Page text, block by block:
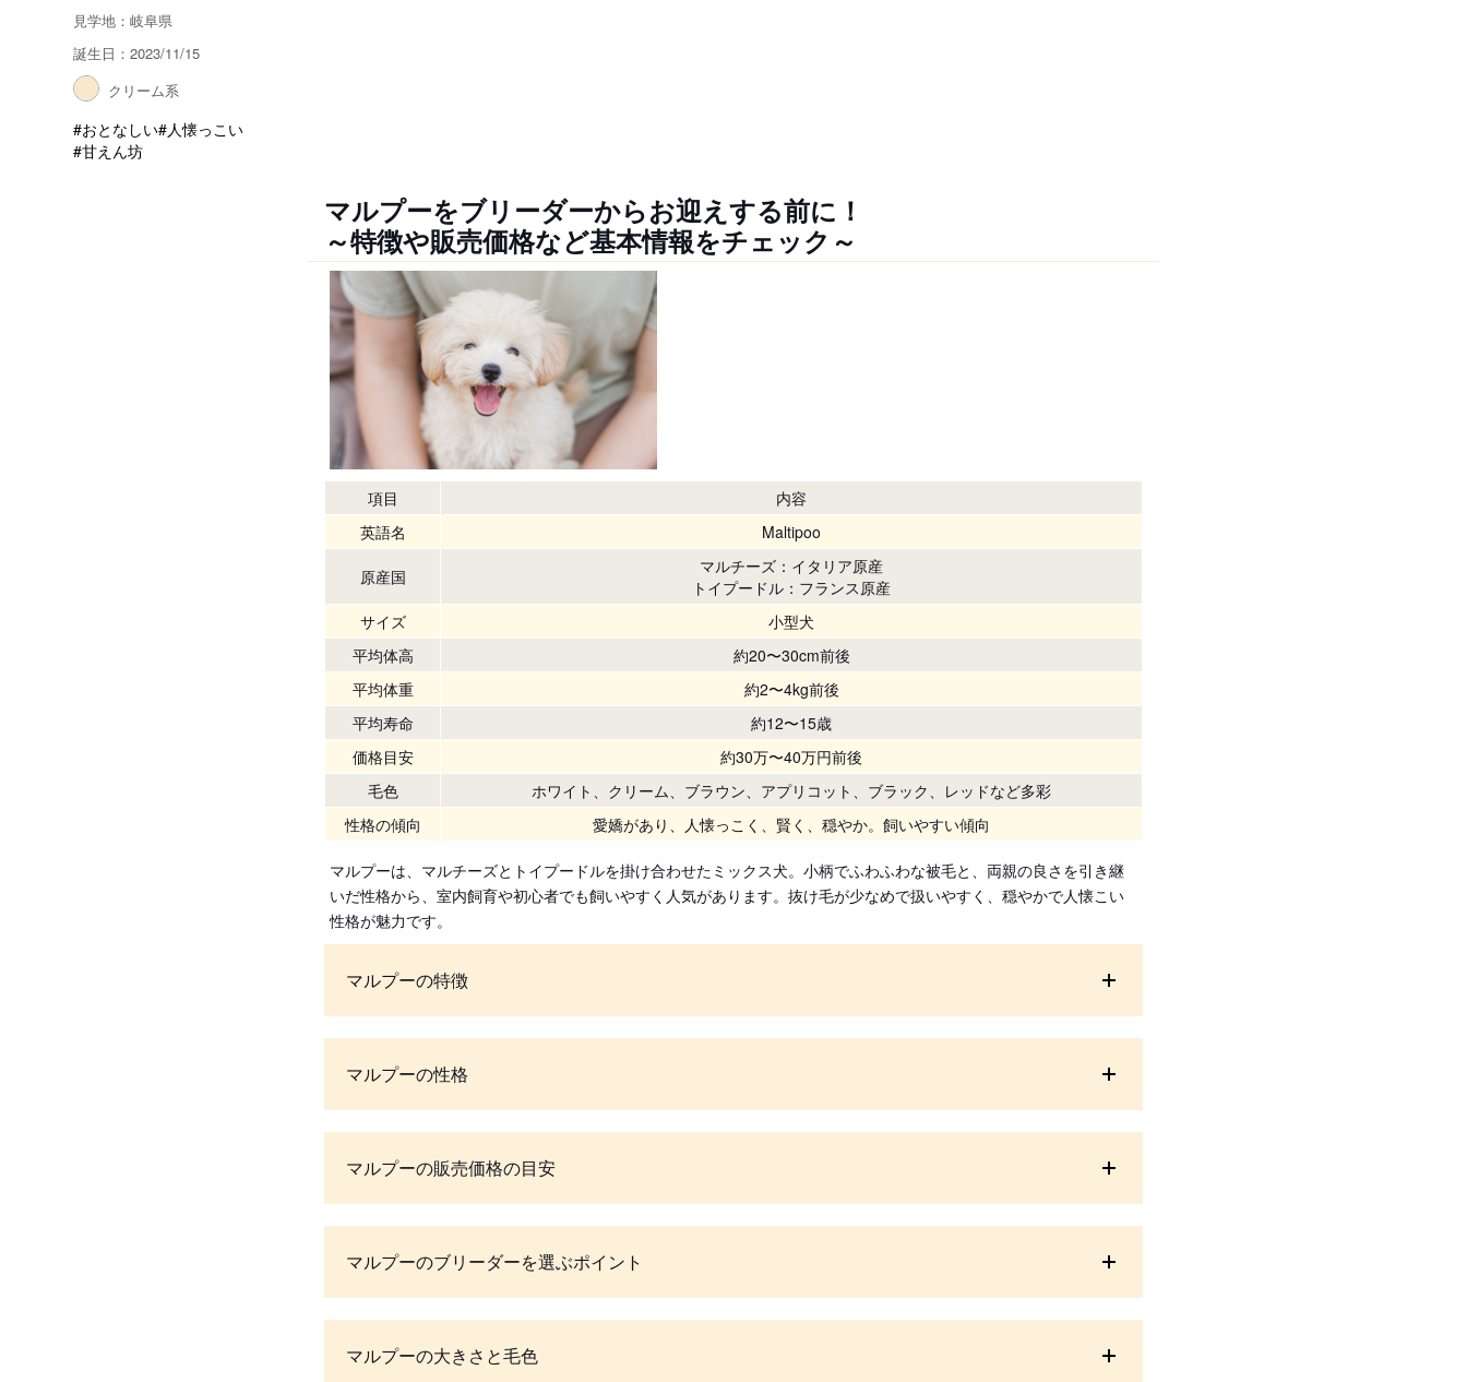
見学地：岐阜県
誕生日：2023/11/15
クリーム系
#おとなしい#人懐っこい
#甘えん坊
マルプーをブリーダーからお迎えする前に！
～特徴や販売価格など基本情報をチェック～
項目
内容
英語名
Maltipoo
原産国
マルチーズ：イタリア原産
トイプードル：フランス原産
サイズ
小型犬
平均体高
約20〜30cm前後
平均体重
約2〜4kg前後
平均寿命
約12〜15歳
価格目安
約30万〜40万円前後
毛色
ホワイト、クリーム、ブラウン、アプリコット、ブラック、レッドなど多彩
性格の傾向
愛嬌があり、人懐っこく、賢く、穏やか。飼いやすい傾向
マルプーは、マルチーズとトイプードルを掛け合わせたミックス犬。小柄でふわふわな被毛と、両親の良さを引き継
いだ性格から、室内飼育や初心者でも飼いやすく人気があります。抜け毛が少なめで扱いやすく、穏やかで人懐こい
性格が魅力です。
マルプーの特徴
マルプーの性格
マルプーの販売価格の目安
マルプーのブリーダーを選ぶポイント
マルプーの大きさと毛色